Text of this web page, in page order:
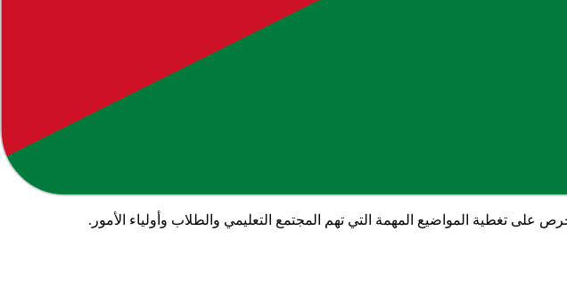
2026
تغطية المواضيع المهمة التي تهم المجتمع التعليمي والطلاب وأولياء الأمور.